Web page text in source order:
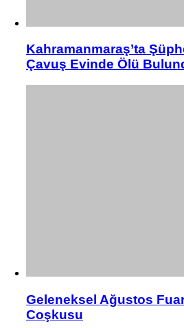
Kahramanmaraş’ta
Çavuş Evinde Ölü
Geleneksel Ağustos
Coşkusu